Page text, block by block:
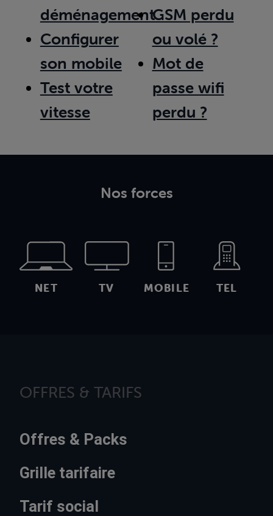
déménagement
Configurer
son mobile
Test votre
vitesse
GSM perdu
ou volé ?
Mot de
passe wifi
perdu ?
Nos forces
NET TV MOBILE TEL
OFFRES & TARIFS
Offres & Packs
Grille tarifaire
Tarif social